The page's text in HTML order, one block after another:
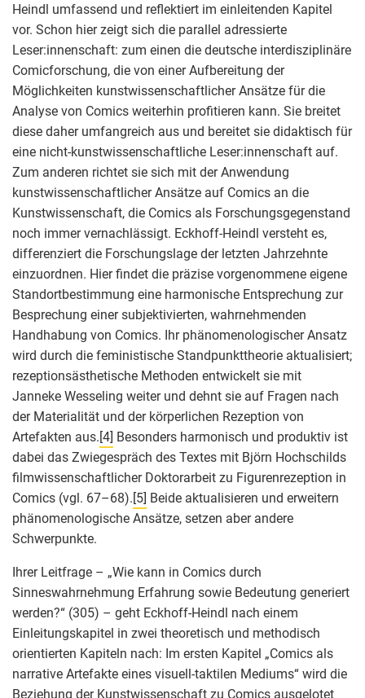
Heindl umfassend und reflektiert im einleitenden Kapitel
vor. Schon hier zeigt sich die parallel adressierte
Leser:innenschaft: zum einen die deutsche interdisziplinäre
Comicforschung, die von einer Aufbereitung der
Möglichkeiten kunstwissenschaftlicher Ansätze für die
Analyse von Comics weiterhin profitieren kann. Sie breitet
diese daher umfangreich aus und bereitet sie didaktisch für
eine nicht-kunstwissenschaftliche Leser:innenschaft auf.
Zum anderen richtet sie sich mit der Anwendung
kunstwissenschaftlicher Ansätze auf Comics an die
Kunstwissenschaft, die Comics als Forschungsgegenstand
noch immer vernachlässigt. Eckhoff-Heindl versteht es,
differenziert die Forschungslage der letzten Jahrzehnte
einzuordnen. Hier findet die präzise vorgenommene eigene
Standortbestimmung eine harmonische Entsprechung zur
Besprechung einer subjektivierten, wahrnehmenden
Handhabung von Comics. Ihr phänomenologischer Ansatz
wird durch die feministische Standpunkttheorie aktualisiert;
rezeptionsästhetische Methoden entwickelt sie mit
Janneke Wesseling weiter und dehnt sie auf Fragen nach
der Materialität und der körperlichen Rezeption von
Artefakten aus.[4] Besonders harmonisch und produktiv ist
dabei das Zwiegespräch des Textes mit Björn Hochschilds
filmwissenschaftlicher Doktorarbeit zu Figurenrezeption in
Comics (vgl. 67–68).[5] Beide aktualisieren und erweitern
phänomenologische Ansätze, setzen aber andere
Schwerpunkte.
Ihrer Leitfrage – „Wie kann in Comics durch
Sinneswahrnehmung Erfahrung sowie Bedeutung generiert
werden?“ (305) – geht Eckhoff-Heindl nach einem
Einleitungskapitel in zwei theoretisch und methodisch
orientierten Kapiteln nach: Im ersten Kapitel „Comics als
narrative Artefakte eines visuell-taktilen Mediums“ wird die
Beziehung der Kunstwissenschaft zu Comics ausgelotet